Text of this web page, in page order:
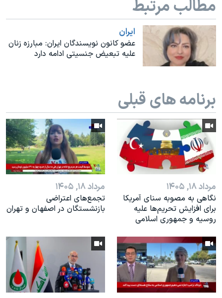
نرگس محمدی برنده جایزه نوبل صلح
همایش محافظه‌کاران آمریکا «سی‌پک»
صفحه‌های ویژه
مطالب مرتبط
ايران
عضو کانون نویسندگان ایران: مبارزه زنان
علیه تبعیض جنسیتی ادامه دارد
برنامه های قبلی
مرداد ۱۸, ۱۴۰۵
نگاهی به مصوبه سنای آمریکا
برای افزایش تحریم‌ها علیه
روسیه و جمهوری اسلامی
مرداد ۱۸, ۱۴۰۵
تجمع‌های اعتراضی
بازنشستگان در اصفهان و تهران